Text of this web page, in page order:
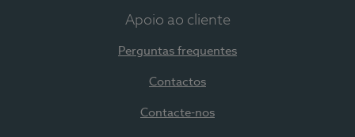
Apoio ao cliente
Perguntas frequentes
Contactos
Contacte-nos